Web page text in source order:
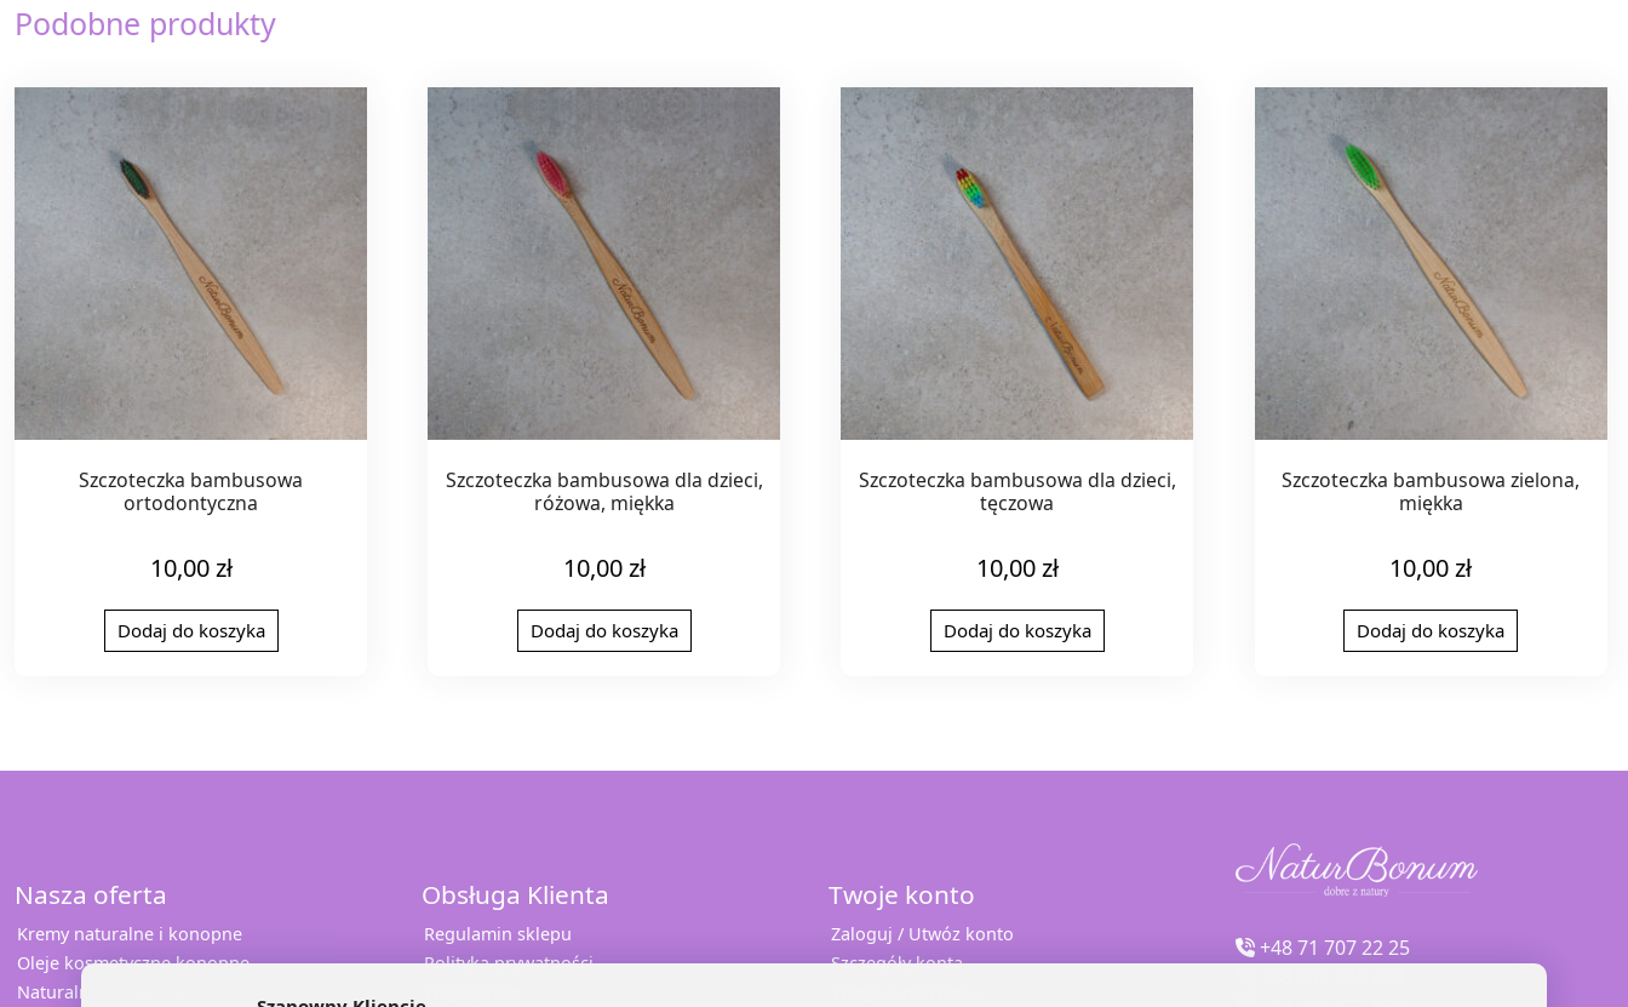
Podobne produkty
Szczoteczka bambusowa
ortodontyczna
10,00zł
Dodaj do koszyka
Szczoteczka bambusowa dla dzieci,
różowa, miękka
10,00zł
Dodaj do koszyka
Szczoteczka bambusowa dla dzieci,
tęczowa
10,00zł
Dodaj do koszyka
Szczoteczka bambusowa zielona,
miękka
10,00zł
Dodaj do koszyka
Nasza oferta
Kremy naturalne i konopne
Oleje kosmetyczne konopne
Naturalna pomadka
Obsługa Klienta
Regulamin sklepu
Polityka prywatności
Twoje konto
Zaloguj / Utwóz konto
Szczegóły konta
+48 71 707 22 25